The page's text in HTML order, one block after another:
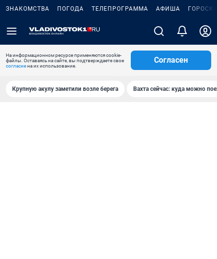
ЗНАКОМСТВА ПОГОДА ТЕЛЕПРОГРАММА АФИША
На информационном ресурсе применяются cookie-
файлы. Оставаясь на сайте, вы подтверждаете свое
согласиена их использование.
Согласен
Крупную акулу заметили возле берега Вахта сейчас: куда можно